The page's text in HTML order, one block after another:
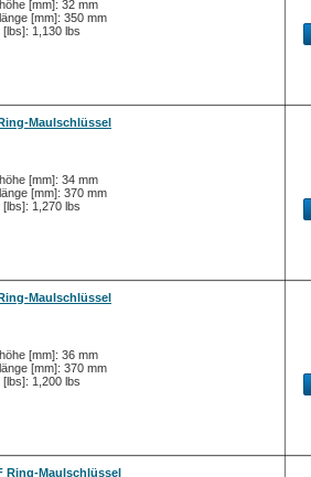
[mm]: 32 mm
[mm]: 350 mm
1,130 lbs
Maulschlüssel
[mm]: 34 mm
[mm]: 370 mm
1,270 lbs
Maulschlüssel
[mm]: 36 mm
[mm]: 370 mm
1,200 lbs
Ring-Maulschlüssel